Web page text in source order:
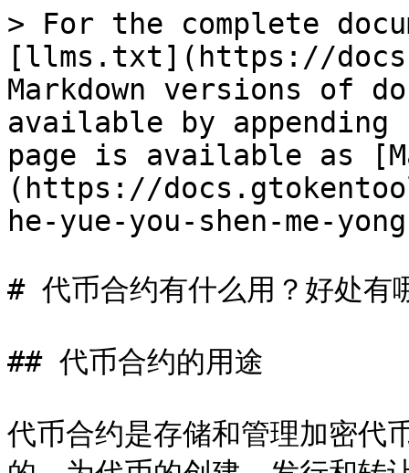
> For the complete
[llms.txt](https://
Markdown versions of
available by
page is available as
(https://
he-yue-you-shen-me-
# 代币合约有什么用？好处有
## 代币合约的用途
代币合约是存储和管理加密代